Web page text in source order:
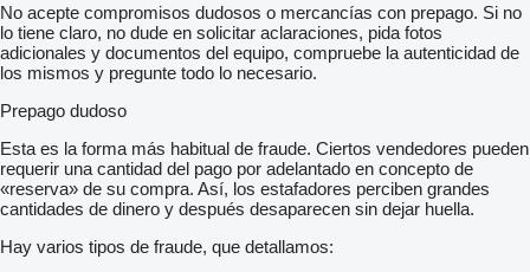
No acepte compromisos dudosos o mercancías con prepago. Si no
lo tiene claro, no dude en solicitar aclaraciones, pida fotos
adicionales y documentos del equipo, compruebe la autenticidad de
los mismos y pregunte todo lo necesario.
Prepago dudoso
Esta es la forma más habitual de fraude. Ciertos vendedores pueden
requerir una cantidad del pago por adelantado en concepto de
«reserva» de su compra. Así, los estafadores perciben grandes
cantidades de dinero y después desaparecen sin dejar huella.
Hay varios tipos de fraude, que detallamos: